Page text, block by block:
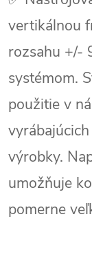
vertikálnou
rozsahu +/-
systémom.
použitie v
výrobky.
umožňuje
pomerne